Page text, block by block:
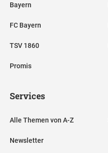
Bayern
FC Bayern
TSV 1860
Promis
Services
Alle Themen von A-Z
Newsletter